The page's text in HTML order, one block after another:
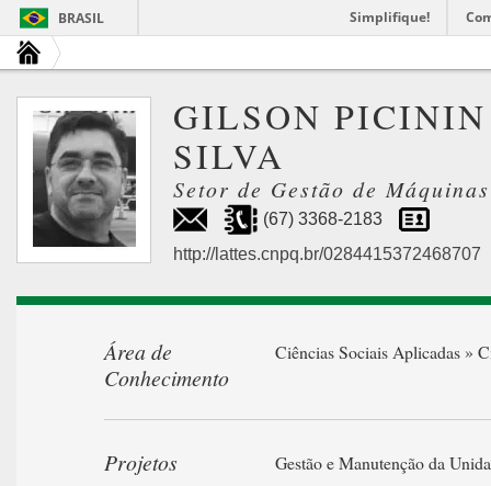
BRASIL Simplifique!
GILSON
SILVA
Setor de Gestão de
(67) 3368-2183
http://lattes.cnpq.br/0284415372468707
Área de
Conhecimento
Ciências Sociais Aplicadas »
Projetos Gestão e Manutenção da